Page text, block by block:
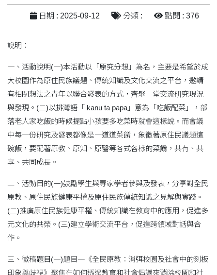
日期 : 2025-09-12 分類 : 點閱 : 376
說明：
一、活動說明(一)本活動以「原究分想」為名，主要是希望於成
大校園作為原住民族議題、傳統知識及文化交流之平台，邀請
有相關想法之青年以聯合發表的方式，齊聚一堂交流研究現況
與發現。(二)以排灣語「 kanu ta papa」意為「吃飯配菜」，部
落老人家吃飯的時候提點小孩要多吃菜時就會這樣說。而會議
中每一份研究及發表都像是一道道菜餚，象徵著原住民議題這
碗飯，要配著原教、原知、原醫等各式各樣的菜餚，共有、共
享、共同成長。
二、活動目的(一)鼓勵學生與專家學者參與及發表，分享對全民
原教、原住民族健康平權及原住民族傳統知識之見解與實踐。
(二)推廣原住民族健康平權、傳統知識在教育中的應用，促進多
元文化的共榮。(三)建立學術交流平台，促進跨領域對話與合
作。
三、徵稿題目(一)題目一《全民原教：消弭校園及社會中的刻板
印象與歧視》聚焦在如何透過教育和社會倡議來消除校園和社